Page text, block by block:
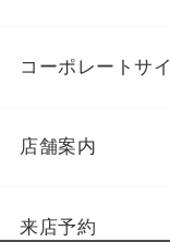
コーポレートサ
店舗案内
来店予約